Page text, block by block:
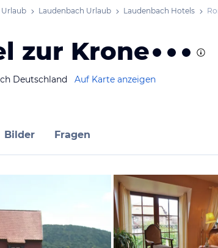
Urlaub Laudenbach Urlaub Laudenbach Hotels
zur Krone
Deutschland Auf Karte anzeigen
Bilder Fragen